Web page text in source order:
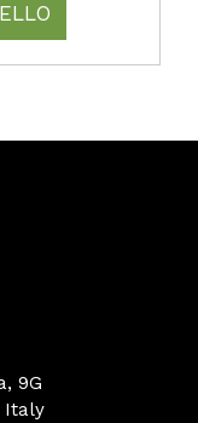
9G
Italy